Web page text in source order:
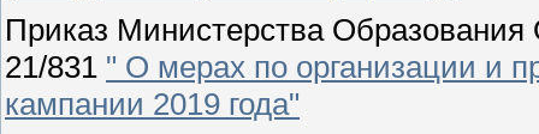
Приказ Министерства
21/831 " О мерах по организации и
кампании 2019 года"